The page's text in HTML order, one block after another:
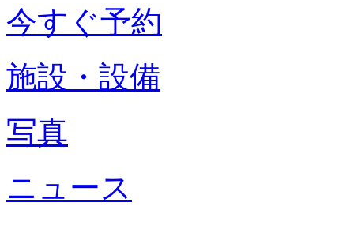
今すぐ予約
施設・設備
写真
ニュース